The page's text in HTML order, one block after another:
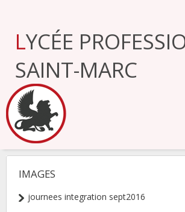
navigation
LYCÉE PROFESSIONNEL
SAINT-MARC
NAVIGATION
IMAGES
journees integration sept2016